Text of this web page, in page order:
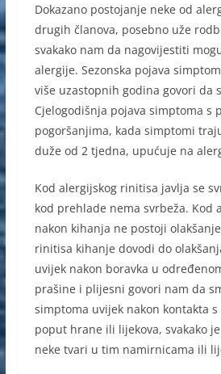
Dokazano postojanje neke od
drugih članova, posebno uže
svakako nam da nagovijestiti
alergije. Sezonska pojava
više uzastopnih godina govori da
Cjelogodišnja pojava simptoma s
pogoršanjima, kada simptomi
duže od 2 tjedna, upućuje na
Kod alergijskog rinitisa javlja se
kod prehlade nema svrbeža. Kod
nakon kihanja ne postoji
rinitisa kihanje dovodi do
uvijek nakon boravka u
prašine i plijesni govori nam da
simptoma uvijek nakon kontakta
poput hrane ili lijekova, svakako
neke tvari u tim namirnicama ili